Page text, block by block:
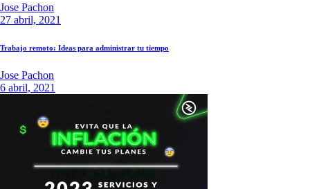
Jose Pachon
27 abril, 2021
Trabajo remoto: Ideas para administrar tu tiempo
Jose Pachon
6 abril, 2021